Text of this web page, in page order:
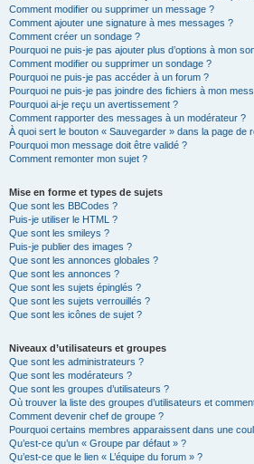
Comment modifier ou supprimer un message ?
Comment ajouter une signature à mes messages ?
Comment créer un sondage ?
Pourquoi ne puis-je pas ajouter plus d’options à mon
Comment modifier ou supprimer un sondage ?
Pourquoi ne puis-je pas accéder à un forum ?
Pourquoi ne puis-je pas joindre des fichiers à mon
Pourquoi ai-je reçu un avertissement ?
Comment rapporter des messages à un modérateur ?
À quoi sert le bouton « Sauvegarder » dans la page de
Pourquoi mon message doit être validé ?
Comment remonter mon sujet ?
Mise en forme et types de sujets
Que sont les BBCodes ?
Puis-je utiliser le HTML ?
Que sont les smileys ?
Puis-je publier des images ?
Que sont les annonces globales ?
Que sont les annonces ?
Que sont les sujets épinglés ?
Que sont les sujets verrouillés ?
Que sont les icônes de sujet ?
Niveaux d’utilisateurs et groupes
Que sont les administrateurs ?
Que sont les modérateurs ?
Que sont les groupes d’utilisateurs ?
Où trouver la liste des groupes d’utilisateurs et
Comment devenir chef de groupe ?
Pourquoi certains membres apparaissent dans une
Qu’est-ce qu’un « Groupe par défaut » ?
Qu’est-ce que le lien « L’équipe du forum » ?